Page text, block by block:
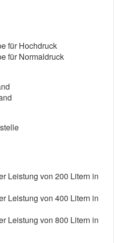
für Hochdruck
für Normaldruck
Leistung von 200 Litern in
Leistung von 400 Litern in
Leistung von 800 Litern in